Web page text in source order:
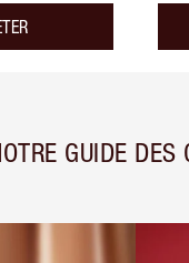
GUIDE DES